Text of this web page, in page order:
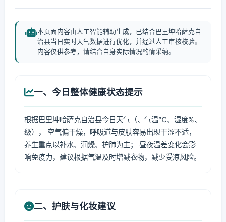
本页面内容由人工智能辅助生成，已结合巴里坤哈萨克自
治县当日实时天气数据进行优化，并经过人工审核校验。
内容仅供参考，请结合自身实际情况酌情采纳。
一、今日整体健康状态提示
根据巴里坤哈萨克自治县今日天气（、气温℃、湿度%、
级）， 空气偏干燥，呼吸道与皮肤容易出现干涩不适，
养生重点以补水、润燥、护肺为主； 昼夜温差变化会影
响免疫力，建议根据气温及时增减衣物，减少受凉风险。
二、护肤与化妆建议